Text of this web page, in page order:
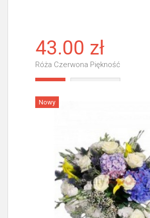
43.00 zł
Róża Czerwona Piękność
Nowy